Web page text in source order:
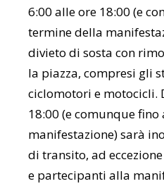
6:00 alle ore 18:00 (e
termine della
divieto di sosta con
la piazza, compresi gli
ciclomotori e motocicli.
18:00 (e comunque
manifestazione) sarà
di transito, ad
e partecipanti alla